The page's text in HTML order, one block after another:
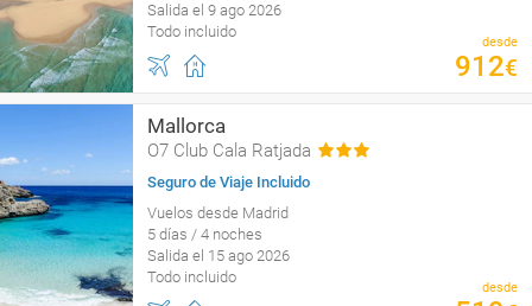
Salida el 9 ago 2026
Todo incluido
desde
912€
Mallorca
O7 Club Cala Ratjada
Seguro de Viaje Incluido
Vuelos desde Madrid
5 días / 4 noches
Salida el 15 ago 2026
Todo incluido
desde